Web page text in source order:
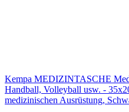
Kempa MEDIZINTASCHE
Handball, Volleyball usw. -
medizinischen Ausrüstung,